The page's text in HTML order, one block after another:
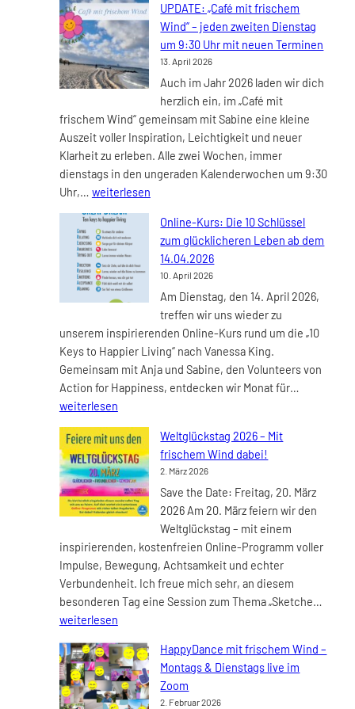
frischem
Wind:
Wärme
und
Herzlichkeit
Schlüssel
für
echte
Verbindung
UPDATE: „Café mit frischem
Wind“ – jeden zweiten Dienstag
um 9:30 Uhr mit neuen Terminen
13. April 2026
Auch im Jahr 2026 laden wir dich
herzlich ein, im „Café mit
frischem Wind“ gemeinsam mit Sabine eine kleine
Auszeit voller Inspiration, Leichtigkeit und neuer
Klarheit zu erleben. Alle zwei Wochen, immer
dienstags in den ungeraden Kalenderwochen um 9:30
Uhr,… UPDATE:
mit
frischem
Wind“
–
jeden
Dienstag
um
9:30
Uhr
mit
neuen
Terminen
weiterlesen
Online-Kurs: Die 10 Schlüssel
zum glücklicheren Leben ab dem
14.04.2026
10. April 2026
Am Dienstag, den 14. April 2026,
treffen wir uns wieder zu
unserem inspirierenden Online-Kurs rund um die „10
Keys to Happier Living“ nach Vanessa King.
Gemeinsam mit Anja und Sabine, den Volunteers von
Action for Happiness, entdecken wir Monat für…
Leben
dem
weiterlesen
Weltglückstag 2026 – Mit
frischem Wind dabei!
2. März 2026
Save the Date: Freitag, 20. März
2026 Am 20. März feiern wir den
Weltglückstag – mit einem
inspirierenden, kostenfreien Online-Programm voller
Impulse, Bewegung, Achtsamkeit und echter
Verbundenheit. Ich freue mich sehr, an diesem
besonderen Tag eine Session zum Thema „Sketche…
Mit
weiterlesen
HappyDance mit frischem Wind –
Montags & Dienstags live im
Zoom
2. Februar 2026